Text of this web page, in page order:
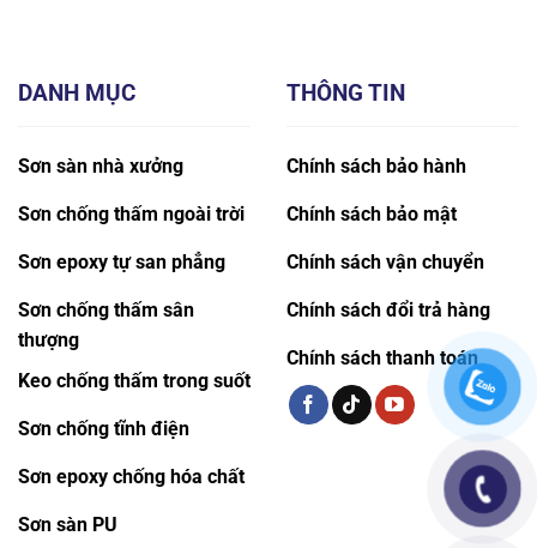
DANH MỤC
Sơn sàn nhà xưởng
Sơn chống thấm ngoài trời
Sơn epoxy tự san phẳng
Sơn chống thấm sân
thượng
Keo chống thấm trong suốt
Sơn chống tĩnh điện
Sơn epoxy chống hóa chất
Sơn sàn PU
THÔNG TIN
Chính sách bảo hành
Chính sách bảo mật
Chính sách vận chuyển
Chính sách đổi trả hàng
Chính sách thanh toán